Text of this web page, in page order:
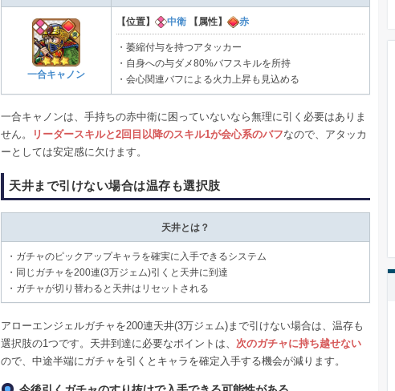
一合キャノン
【位置】 中衛 【属性】 赤
・萎縮付与を持つアタッカー
・自身への与ダメ80%バフスキルを所持
・会心関連バフによる火力上昇も見込める
一合キャノンは、手持ちの赤中衛に困っていないなら無理に引く必要はありま
せん。
リーダースキルと2回目以降のスキル1が会心系のバフなので、アタッカ
ーとしては安定感に欠けます。
天井まで引けない場合は温存も選択肢
天井とは？
・ガチャのピックアップキャラを確実に入手できるシステム
・同じガチャを200連(3万ジェム)引くと天井に到達
・ガチャが切り替わると天井はリセットされる
アローエンジェルガチャを200連天井(3万ジェム)まで引けない場合は、温存も
選択肢の1つです。天井到達に必要なポイントは、 次のガチャに持ち越せない
ので、中途半端にガチャを引くとキャラを確定入手する機会が減ります。